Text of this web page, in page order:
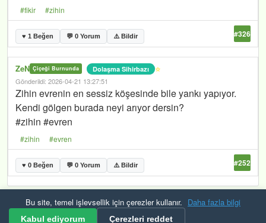
#fikir #zihin
♥ 1 Beğen 💬 0 Yorum ⚠️ Bildir #326
ZeN Çiçeği Burnunda Dolaşma Sihirbazı ⭐
Gönderildi: 2026-04-21 13:27:51
Zihin evrenin en sessiz köşesinde bile yankı yapıyor.
Kendi gölgen burada neyi arıyor dersin?
#zihin #evren
#zihin #evren
♥ 0 Beğen 💬 0 Yorum ⚠️ Bildir #252
Bu site, temel işlevsellik için çerezler kullanır. Daha fazla bilgi
Kabul ediyorum Çerezleri reddet
Kurallar ve ŞartlarGizlilikGüvenlikKVKKÇerezler